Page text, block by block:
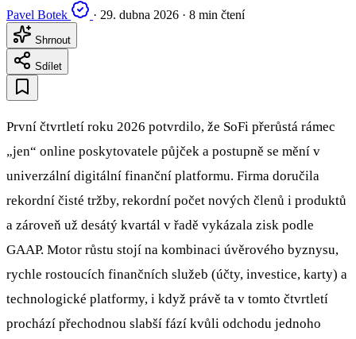
Pavel Botek
· 29. dubna 2026 · 8 min čtení
Shrnout
Sdílet
První čtvrtletí roku 2026 potvrdilo, že SoFi přerůstá rámec
„jen“ online poskytovatele půjček a postupně se mění v
univerzální digitální finanční platformu. Firma doručila
rekordní čisté tržby, rekordní počet nových členů i produktů
a zároveň už desátý kvartál v řadě vykázala zisk podle
GAAP. Motor růstu stojí na kombinaci úvěrového byznysu,
rychle rostoucích finančních služeb (účty, investice, karty) a
technologické platformy, i když právě ta v tomto čtvrtletí
prochází přechodnou slabší fází kvůli odchodu jednoho